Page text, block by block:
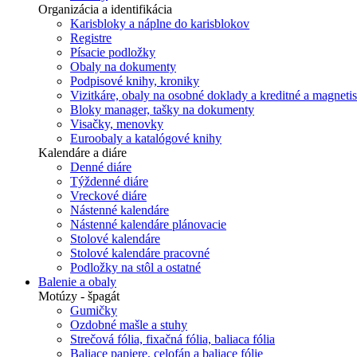
Organizácia a identifikácia
Karisbloky a náplne do karisblokov
Registre
Písacie podložky
Obaly na dokumenty
Podpisové knihy, kroniky
Vizitkáre, obaly na osobné doklady a kreditné a
Bloky manager, tašky na dokumenty
Visačky, menovky
Euroobaly a katalógové knihy
Kalendáre a diáre
Denné diáre
Týždenné diáre
Vreckové diáre
Nástenné kalendáre
Nástenné kalendáre plánovacie
Stolové kalendáre
Stolové kalendáre pracovné
Podložky na stôl a ostatné
Balenie a obaly
Motúzy - špagát
Gumičky
Ozdobné mašle a stuhy
Strečová fólia, fixačná fólia, baliaca fólia
Baliace papiere, celofán a baliace fólie